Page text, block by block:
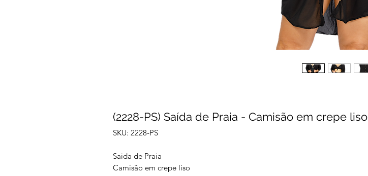
(2228-PS) Saída de Praia - Camisão em crepe liso
SKU: 2228-PS
Saida de Praia
Camisão em crepe liso